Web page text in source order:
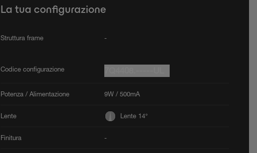
La tua configurazione
Struttura frame -
Codice configurazione
Potenza / Alimentazione 9W / 500mA
Lente Lente 14°
Finitura -